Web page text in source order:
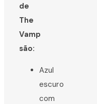
de
The
Vamp
são:
Azul
escuro
com